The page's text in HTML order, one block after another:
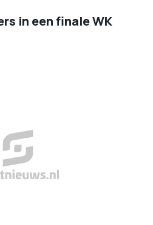
in een finale WK